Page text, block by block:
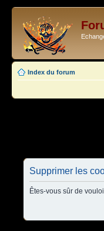
Index du forum
Supprimer les
Êtes-vous sûr de